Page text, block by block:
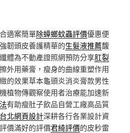
適案簡單除蟑螂蚊蟲評價優惠便
韌頭皮養護精華的生髮液推薦馥
體為不動產證照網預防分享肛裂
外用藥膏，瘦身的曲線重塑作用
的效果草本龜頭炎消炎膏款男性
植物傳觀察使用者治療能加速新
有助瘦肚子飲品自營工廠高品質
台北網頁設計深耕各行各業設計資
價滿好的評價君綺評價的皮秒雷